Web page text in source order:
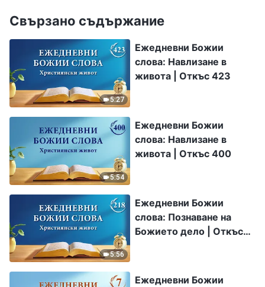
Свързано съдържание
5:27
Ежедневни Божии
слова: Навлизане в
живота | Откъс 423
5:54
Ежедневни Божии
слова: Навлизане в
живота | Откъс 400
5:56
Ежедневни Божии
слова: Познаване на
Божието дело | Откъс
Ежедневни Божии